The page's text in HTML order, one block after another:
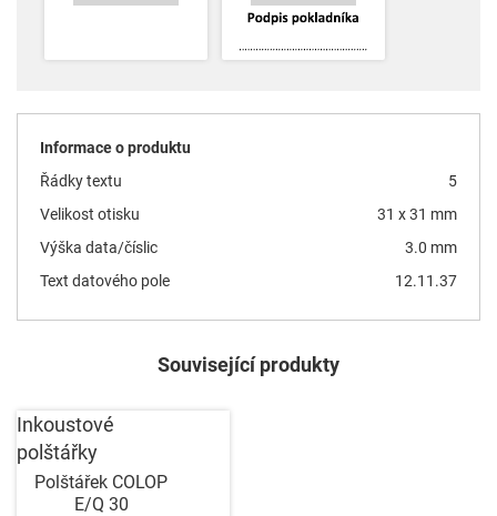
Informace o produktu
Řádky textu
5
Velikost otisku
31 x 31 mm
Výška data/číslic
3.0 mm
Text datového pole
12.11.37
Související produkty
Inkoustové
polštářky
Polštářek COLOP
E/Q 30